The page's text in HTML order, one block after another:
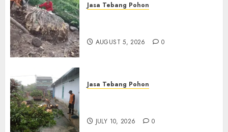
Jasa Tebang Pohon
AUGUST 5, 2026 0
Jasa Tebang Pohon
JULY 10, 2026 0